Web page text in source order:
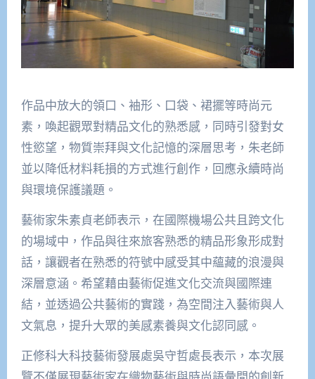
作品中放大的領口、袖形、口袋、裙擺等時尚元
素，喚起觀眾對精品文化的熟悉感，同時引發對女
性慾望，物質崇拜與文化記憶的深層思考，朱老師
並以降低材料耗損的方式進行創作，回應永續時尚
與環境保護議題。
藝術家朱素貞老師表示，在國際機場公共且跨文化
的場域中，作品與往來旅客熟悉的精品形象形成對
話，讓觀者在熟悉的符號中感受其中蘊藏的浪漫與
深層意涵。希望藉由藝術促進文化交流與國際連
結，並透過公共藝術的實踐，為空間注入藝術與人
文氣息，提升大眾的美感素養與文化認同感。
正修科大科技藝術發展處吳守哲處長表示，本次展